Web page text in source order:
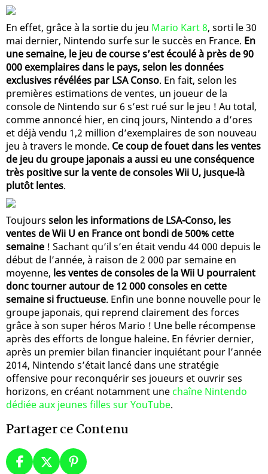
En effet, grâce à la sortie du jeu Mario Kart 8, sorti le 30
mai dernier, Nintendo surfe sur le succès en France. En
une semaine, le jeu de course s’est écoulé à près de 90
000 exemplaires dans le pays, selon les données
exclusives révélées par LSA Conso. En fait, selon les
premières estimations de ventes, un joueur de la
console de Nintendo sur 6 s’est rué sur le jeu ! Au total,
comme annoncé hier, en cinq jours, Nintendo a d’ores
et déjà vendu 1,2 million d’exemplaires de son nouveau
jeu à travers le monde. Ce coup de fouet dans les ventes
de jeu du groupe japonais a aussi eu une conséquence
très positive sur la vente de consoles Wii U, jusque-là
plutôt lentes.
Toujours selon les informations de LSA-Conso, les
ventes de Wii U en France ont bondi de 500% cette
semaine ! Sachant qu’il s’en était vendu 44 000 depuis le
début de l’année, à raison de 2 000 par semaine en
moyenne, les ventes de consoles de la Wii U pourraient
donc tourner autour de 12 000 consoles en cette
semaine si fructueuse. Enfin une bonne nouvelle pour le
groupe japonais, qui reprend clairement des forces
grâce à son super héros Mario ! Une belle récompense
après des efforts de longue haleine. En février dernier,
après un premier bilan financier inquiétant pour l’année
2014, Nintendo s’était lancé dans une stratégie
offensive pour reconquérir ses joueurs et ouvrir ses
horizons, en créant notamment une chaîne Nintendo
dédiée aux jeunes filles sur YouTube.
Partager ce Contenu